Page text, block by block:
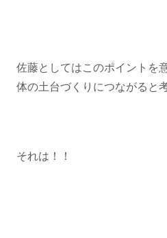
佐藤としてはこのポイントを
体の土台づくりにつながると
それは！！